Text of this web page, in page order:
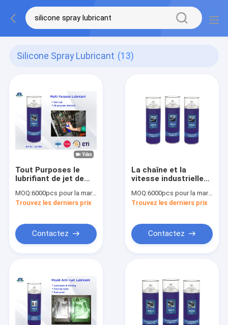
Silicone Spray Lubricant (13)
Tout Purposes le
lubrifiant de jet de
basé par huile
antirouille
lubrifiants 400ml
MOQ:6000pcs pour la marque d'Aristo, 15000pcs pour la marque de client
Trouvez les derniers prix
Contactez
La chaîne et la
vitesse industrielles
voiture/vélo
pulvérisent la haute
charge lourde de
lubrifiant
MOQ:6000pcs pour la marque d'Aristo, 15000pcs pour la marque de client
Trouvez les derniers prix
Contactez